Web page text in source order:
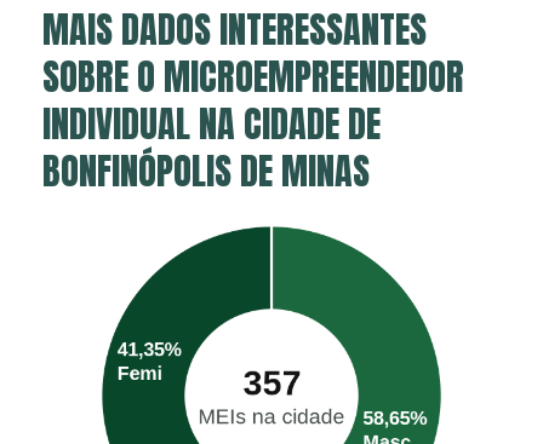
MAIS DADOS INTERESSANTES
SOBRE O MICROEMPREENDEDOR
INDIVIDUAL NA CIDADE DE
BONFINÓPOLIS DE MINAS